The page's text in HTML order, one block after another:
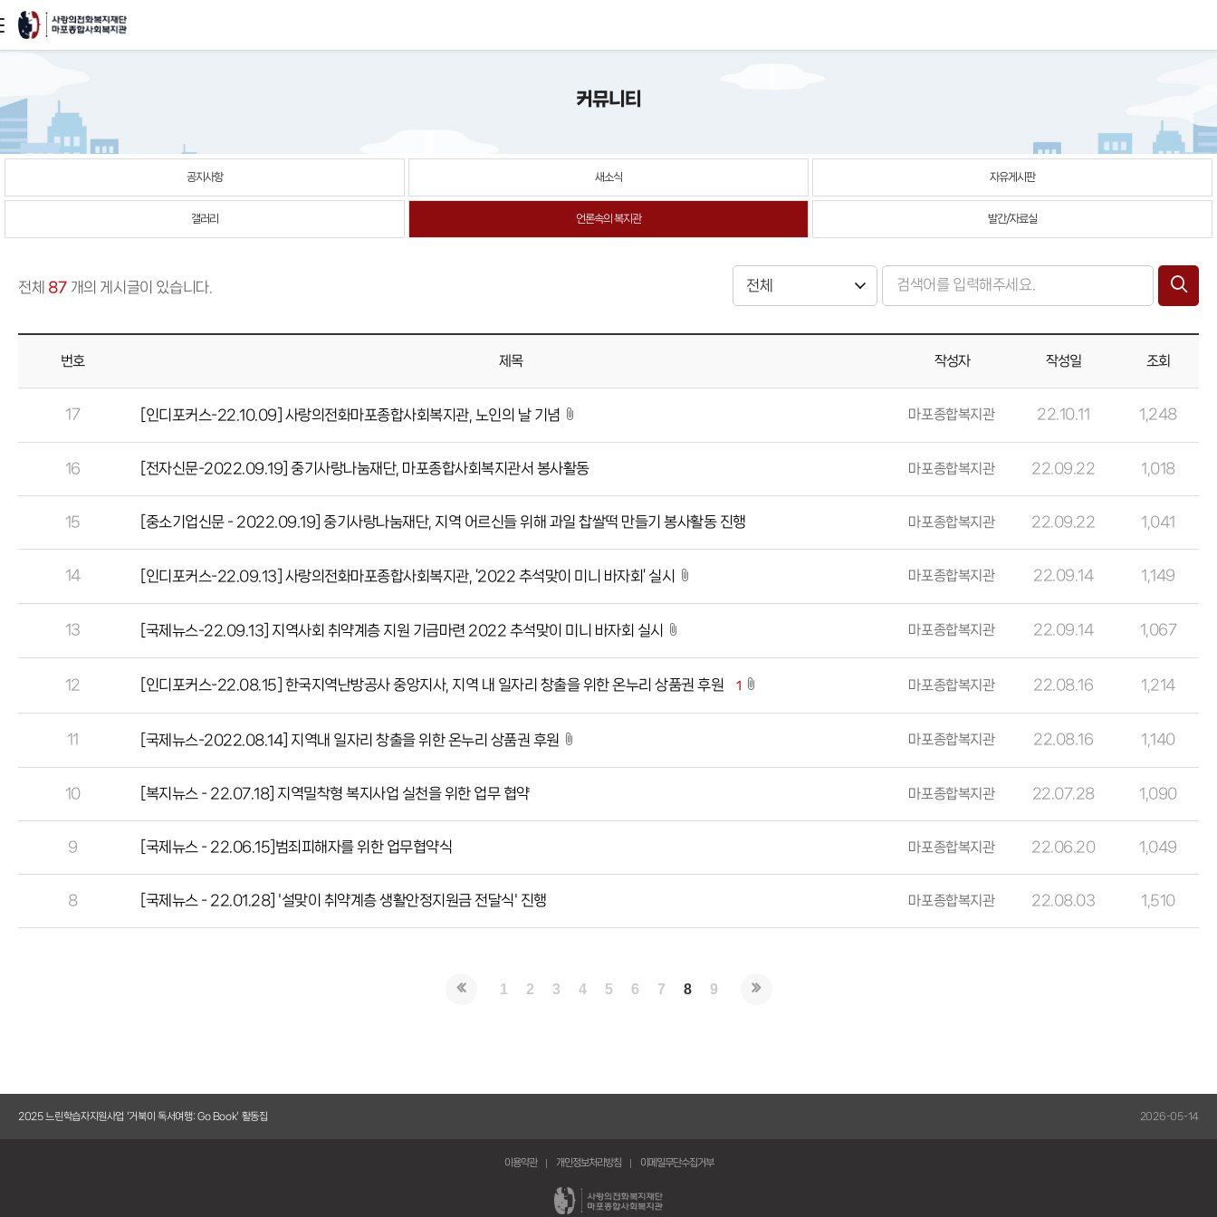
본문
바로가기 커뮤니티
공지사항 새소식 자유게시판
갤러리 언론속의 복지관 발간/자료실
전체 87 개의 게시글이 있습니다.
번호 제목 작성자 작성일 조회
17 [인디포커스-22.10.09] 사랑의전화마포종합사회복지관, 노인의 날 기념 마포종합복지관 22.10.11 1,248
16 [전자신문-2022.09.19] 중기사랑나눔재단, 마포종합사회복지관서 봉사활동 마포종합복지관 22.09.22 1,018
15 [중소기업신문 - 2022.09.19] 중기사랑나눔재단, 지역 어르신들 위해 과일 찹쌀떡 만들기 봉사활동 진행 마포종합복지관 22.09.22 1,041
14 [인디포커스-22.09.13] 사랑의전화마포종합사회복지관, ‘2022 추석맞이 미니 바자회’ 실시 마포종합복지관 22.09.14 1,149
13 [국제뉴스-22.09.13] 지역사회 취약계층 지원 기금마련 2022 추석맞이 미니 바자회 실시 마포종합복지관 22.09.14 1,067
12 [인디포커스-22.08.15] 한국지역난방공사 중앙지사, 지역 내 일자리 창출을 위한 온누리 상품권 후원 1 마포종합복지관 22.08.16 1,214
11 [국제뉴스-2022.08.14] 지역내 일자리 창출을 위한 온누리 상품권 후원 마포종합복지관 22.08.16 1,140
10 [복지뉴스 - 22.07.18] 지역밀착형 복지사업 실천을 위한 업무 협약 마포종합복지관 22.07.28 1,090
9 [국제뉴스 - 22.06.15]범죄피해자를 위한 업무협약식 마포종합복지관 22.06.20 1,049
8 [국제뉴스 - 22.01.28] '설맞이 취약계층 생활안정지원금 전달식' 진행 마포종합복지관 22.08.03 1,510
1 2 3 4 5 6 7 8 9
이용약관 개인정보처리방침 이메일무단수집거부
2025 느린학습자지원사업 '거북이 독서여행: Go Book' 활동집 2026-05-14